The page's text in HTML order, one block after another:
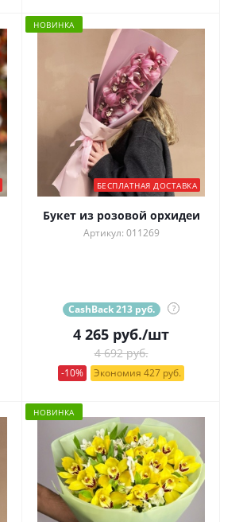
НОВИНКА
БЕСПЛАТНАЯ ДОСТАВКА
Букет из розовой орхидеи
Артикул: 011269
CashBack 213 руб. ?
4 265 руб./шт
4 692 руб.
-10% Экономия 427 руб.
НОВИНКА